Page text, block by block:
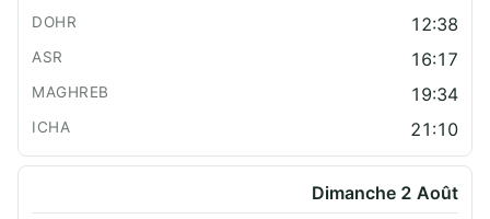
12:38
16:17
19:34
21:10
Dimanche 2 Août